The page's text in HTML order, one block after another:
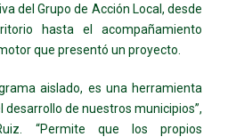
del Grupo de Acción Local, desde
hasta el acompañamiento
que presentó un proyecto.
aislado, es una herramienta
de nuestros municipios”,
“Permite que los propios